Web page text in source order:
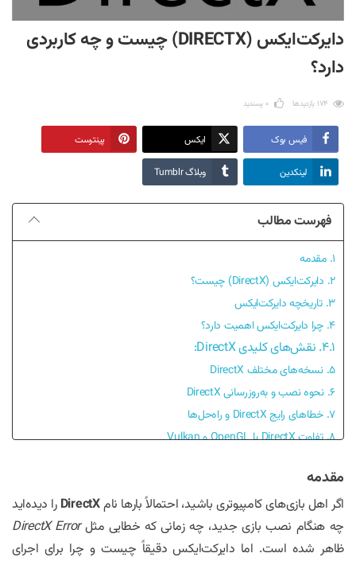
دایرکت‌ایکس (DIRECTX) چیست و چه کاربردی
دارد؟
174 بازدیدها 0 پسندید
فیس بوک ایکس پینترست
لینکدین وبلاگ Tumblr
فهرست مطالب
1. مقدمه
2. دایرکت‌ایکس (DirectX) چیست؟
3. تاریخچه دایرکت‌ایکس
4. چرا دایرکت‌ایکس اهمیت دارد؟
4.1. نقش‌های کلیدی DirectX:
5. نسخه‌های مختلف DirectX
6. نحوه نصب و به‌روزرسانی DirectX
7. خطاهای رایج DirectX و راه‌حل‌ها
8. تفاوت DirectX با OpenGL و Vulkan
10. جمع‌بندی
مقدمه
اگر اهل بازی‌های کامپیوتری باشید، احتمالاً بارها نامDirectX را دیده‌اید
چه هنگام نصب بازی جدید، چه زمانی که خطایی مثلDirectX Error
ظاهر شده است. اما دایرکت‌ایکس دقیقاً چیست و چرا برای اجرای